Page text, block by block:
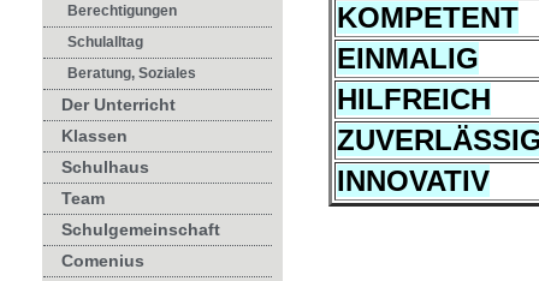
Berechtigungen
Schulalltag
Beratung, Soziales
Der Unterricht
Klassen
Schulhaus
Team
Schulgemeinschaft
Comenius
KOMPETENT
EINMALIG
HILFREICH
INNOVATIV